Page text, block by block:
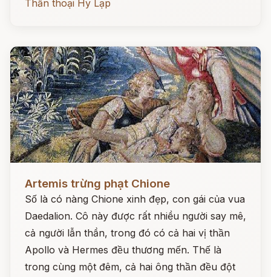
Thần thoại Hy Lạp
Artemis trừng phạt Chione
Số là có nàng Chione xinh đẹp, con gái của vua
Daedalion. Cô này được rất nhiều người say mê,
cả người lẫn thần, trong đó có cả hai vị thần
Apollo và Hermes đều thương mến. Thế là
trong cùng một đêm, cả hai ông thần đều đột